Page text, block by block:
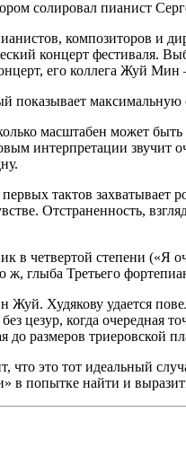
солировал пианист
композиторов
концерт фестиваля.
его коллега Жуй
максимальную
масштабен может
интерпретации звучит
тактов
Отстраненность,
в четвертой степени
глыба Третьего
Худякову удается
когда очередная
размеров триеровской
это тот идеальный
в попытке найти и